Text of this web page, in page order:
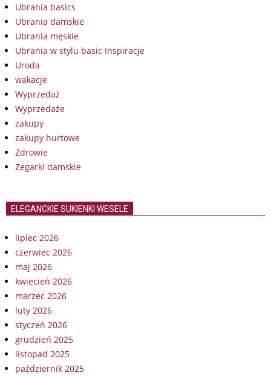
Ubrania basics
Ubrania damskie
Ubrania męskie
Ubrania w stylu basic Inspiracje
Uroda
wakacje
Wyprzedaż
Wyprzedaże
zakupy
zakupy hurtowe
Zdrowie
Zegarki damskie
ELEGANCKIE SUKIENKI WESELE
lipiec 2026
czerwiec 2026
maj 2026
kwiecień 2026
marzec 2026
luty 2026
styczeń 2026
grudzień 2025
listopad 2025
październik 2025